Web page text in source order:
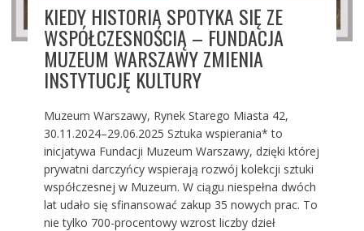
KIEDY HISTORIA SPOTYKA SIĘ ZE
WSPÓŁCZESNOŚCIĄ – FUNDACJA
MUZEUM WARSZAWY ZMIENIA
INSTYTUCJĘ KULTURY
Muzeum Warszawy, Rynek Starego Miasta 42,
30.11.2024–29.06.2025 Sztuka wspierania* to
inicjatywa Fundacji Muzeum Warszawy, dzięki której
prywatni darczyńcy wspierają rozwój kolekcji sztuki
współczesnej w Muzeum. W ciągu niespełna dwóch
lat udało się sfinansować zakup 35 nowych prac. To
nie tylko 700-procentowy wzrost liczby dzieł